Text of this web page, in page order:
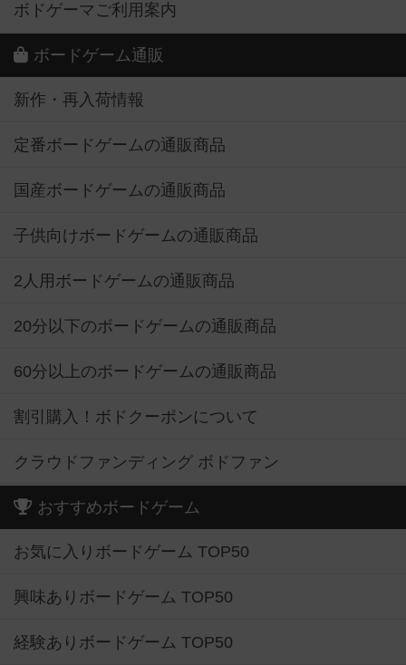
ボドゲーマご利用案内
ボードゲーム通販
新作・再入荷情報
定番ボードゲームの通販商品
国産ボードゲームの通販商品
子供向けボードゲームの通販商品
2人用ボードゲームの通販商品
20分以下のボードゲームの通販商品
60分以上のボードゲームの通販商品
割引購入！ボドクーポンについて
クラウドファンディング ボドファン
おすすめボードゲーム
お気に入りボードゲーム TOP50
興味ありボードゲーム TOP50
経験ありボードゲーム TOP50